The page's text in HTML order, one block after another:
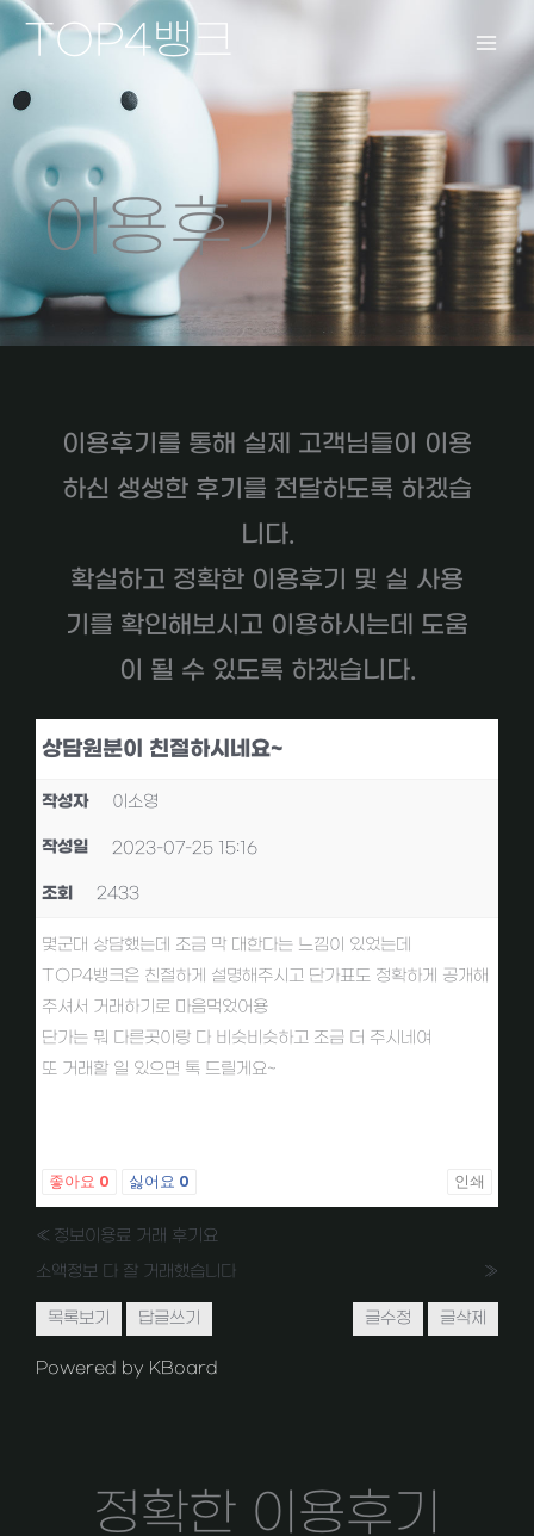
콘
텐
로
TOP4뱅크
이용후기
이용후기를 통해 실제 고객님들이 이용
하신 생생한 후기를 전달하도록 하겠습
니다.
확실하고 정확한 이용후기 및 실 사용
기를 확인해보시고 이용하시는데 도움
이 될 수 있도록 하겠습니다.
상담원분이 친절하시네요~
작성자 이소영
작성일 2023-07-25 15:16
조회 2433
몇군대 상담했는데 조금 막 대한다는 느낌이 있었는데
TOP4뱅크은 친절하게 설명해주시고 단가표도 정확하게 공개해
주셔서 거래하기로 마음먹었어용
단가는 뭐 다른곳이랑 다 비슷비슷하고 조금 더 주시네여
또 거래할 일 있으면 톡 드릴게요~
좋아요 0 싫어요 0 인쇄
« 정보이용료 거래 후기요
소액정보 다 잘 거래했습니다
»
목록보기 답글쓰기 글수정 글삭제
Powered by KBoard
정확한 이용후기